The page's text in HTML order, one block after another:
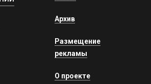
Архив
Размещение
рекламы
О проекте